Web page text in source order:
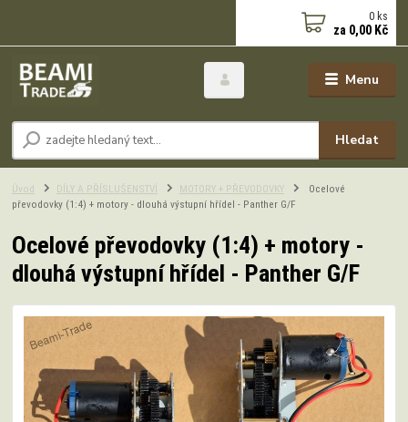
Menu
Hledat
0 ks
za 0,00 Kč
Úvod DÍLY A PŘÍSLUŠENSTVÍ MOTORY + PŘEVODOVKY
Ocelové
převodovky (1:4) + motory - dlouhá výstupní hřídel - Panther G/F
Ocelové převodovky (1:4) + motory -
dlouhá výstupní hřídel - Panther G/F